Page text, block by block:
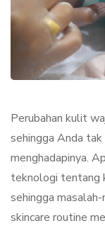
Perubahan kulit
sehingga Anda
menghadapinya.
teknologi tentang
sehingga
skincare routine